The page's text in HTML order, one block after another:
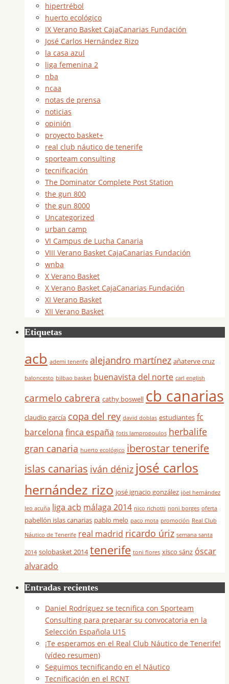
hipertrébol
huerto ecológico
IX Verano Basket CajaCanarias Fundación
José Carlos Hernández Rizo
la casa azul
liga femenina 2
nba
ncaa
notas de prensa
noticias
opinión
proyecto basket+
real club náutico de tenerife
sporteam consulting
tecnificación
The Dominator Complete Post Station
the gun 800
the gun 8000
Uncategorized
urban camp
VI Campus de Lucha Canaria
VIII Verano Basket CajaCanarias Fundación
wnba
X Verano Basket
X Verano Basket CajaCanarias Fundación
XI Verano Basket
XII Verano Basket
Etiquetas
acb ademi tenerife alejandro martínez añaterve cruz
baloncesto bilbao basket buenavista del norte carl english
carmelo cabrera cathy boswell cb canarias
claudio garcía copa del rey david doblas estudiantes fc
barcelona finca españa fotis lampropoulos herbalife
gran canaria huerto ecológico iberostar tenerife
islas canarias iván déniz josé carlos
hernández rizo josé ignacio gonzález jöel hernández
leo acuña liga acb málaga 2014 nico richotti noni borges oferta
pabellón islas canarias pablo melo paco mota promoción Real Club
Náutico de Tenerife real madrid ricardo úriz semana santa
2014 solobasket 2014 tenerife toni flores xisco sánz óscar
alvarado
Entradas recientes
Daniel Rodríguez se tecnifica con Sporteam
Consulting para preparar su convocatoria en la
Selección Española U15
¡Te esperamos en el Real Club Náutico de Tenerife!
(vídeo resumen)
Seguimos tecnificando en el Náutico
Tecnificación en el RCNT